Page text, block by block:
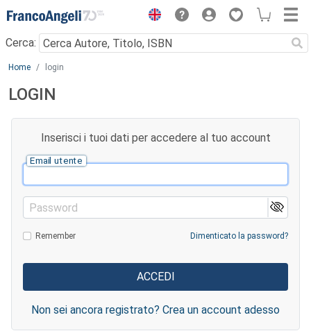
Menu
Cerca:
Main content
Home login
LOGIN
Inserisci i tuoi dati per accedere al tuo account
Email utente
Password
Remember Dimenticato la password?
Non sei ancora registrato? Crea un account adesso